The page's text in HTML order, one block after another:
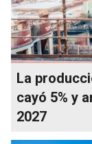
La
cayó 5% y
2027